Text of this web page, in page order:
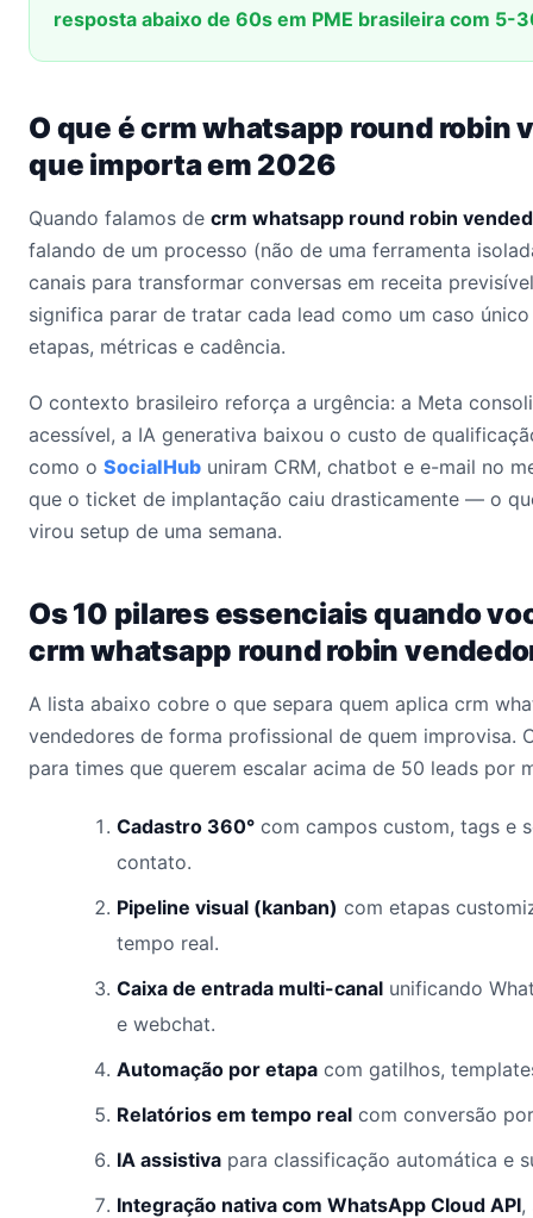
resposta abaixo de 60s em PME brasileira com 5-
O que é crm whatsapp round robin
que importa em 2026
Quando falamos de crm whatsapp round robin
falando de um processo (não de uma ferramenta
canais para transformar conversas em receita
significa parar de tratar cada lead como um caso
etapas, métricas e cadência.
O contexto brasileiro reforça a urgência: a Meta
acessível, a IA generativa baixou o custo de
como o SocialHub uniram CRM, chatbot e e-mail no
que o ticket de implantação caiu drasticamente — o
virou setup de uma semana.
Os 10 pilares essenciais quando
crm whatsapp round robin
A lista abaixo cobre o que separa quem aplica crm
vendedores de forma profissional de quem improvisa.
para times que querem escalar acima de 50 leads por
Cadastro 360° com campos custom, tags e
contato.
Pipeline visual (kanban) com etapas
tempo real.
Caixa de entrada multi-canal unificando
e webchat.
Automação por etapa com gatilhos,
Relatórios em tempo real com conversão
IA assistiva para classificação automática e
Integração nativa com WhatsApp Cloud API,